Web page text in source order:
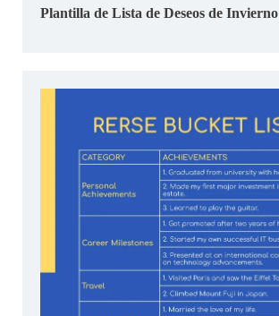
Plantilla de Lista de Deseos de Invierno